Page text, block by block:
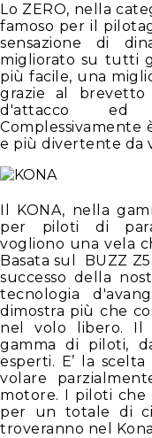
Lo ZERO, nella
famoso per il
sensazione di
migliorato su tutti
più facile, una
grazie al brevetto
d'attacco ed
Complessivamente
e più divertente da
Il KONA, nella
per piloti di
vogliono una vela
Basata sul BUZZ
successo della
tecnologia
dimostra più che
nel volo libero. Il
gamma di piloti,
esperti. E’ la
volare
motore. I piloti che
per un totale di
troveranno nel